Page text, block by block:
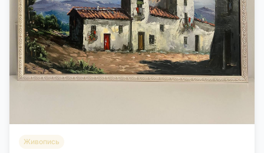
Живопись